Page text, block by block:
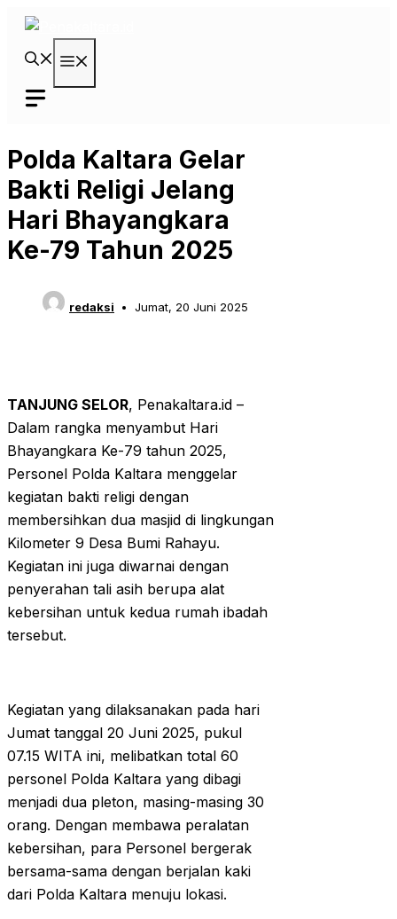
Langsung
Polda Kaltara Gelar
Bakti Religi Jelang
Hari Bhayangkara
Ke-79 Tahun 2025
redaksi Jumat, 20 Juni 2025
TANJUNG SELOR, Penakaltara.id –
Dalam rangka menyambut Hari
Bhayangkara Ke-79 tahun 2025,
Personel Polda Kaltara menggelar
kegiatan bakti religi dengan
membersihkan dua masjid di lingkungan
Kilometer 9 Desa Bumi Rahayu.
Kegiatan ini juga diwarnai dengan
penyerahan tali asih berupa alat
kebersihan untuk kedua rumah ibadah
tersebut.
Kegiatan yang dilaksanakan pada hari
Jumat tanggal 20 Juni 2025, pukul
07.15 WITA ini, melibatkan total 60
personel Polda Kaltara yang dibagi
menjadi dua pleton, masing-masing 30
orang. Dengan membawa peralatan
kebersihan, para Personel bergerak
bersama-sama dengan berjalan kaki
dari Polda Kaltara menuju lokasi.